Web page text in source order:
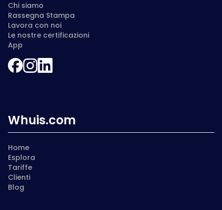
Chi siamo
Rassegna Stampa
Lavora con noi
Le nostre certificazioni
App
Whuis.com
Home
Esplora
Tariffe
Clienti
Blog